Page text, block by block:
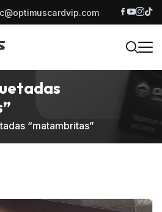
“matambritas”